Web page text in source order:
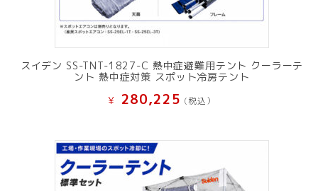
スイデン SS-TNT-1827-C 熱中症避難用テント クーラーテ
ント 熱中症対策 スポット冷房テント
¥ 280,225 (税込）